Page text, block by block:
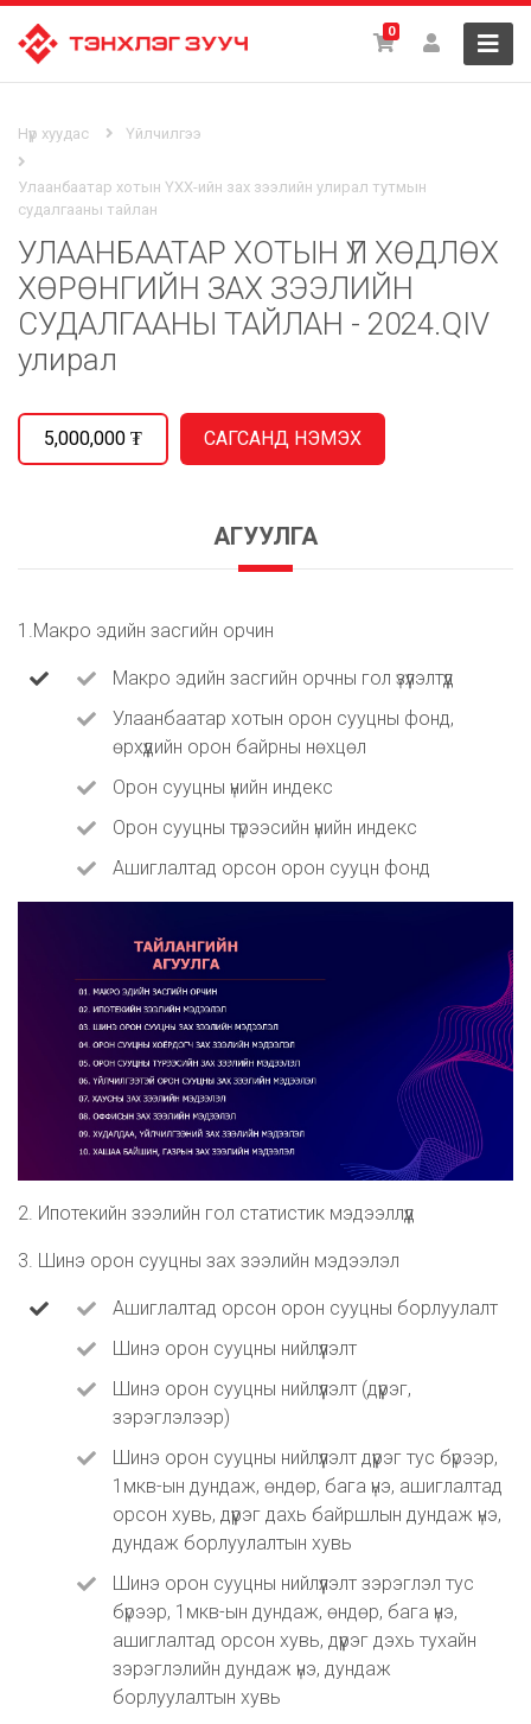
0
Нүүр хуудас Үйлчилгээ
Улаанбаатар хотын ҮХХ-ийн зах зээлийн улирал тутмын
судалгааны тайлан
УЛААНБААТАР ХОТЫН ҮЛ ХӨДЛӨХ
ХӨРӨНГИЙН ЗАХ ЗЭЭЛИЙН
СУДАЛГААНЫ ТАЙЛАН - 2024.QIV
улирал
5,000,000 ₮
АГУУЛГА
1.Макро эдийн засгийн орчин
Макро эдийн засгийн орчны гол үзүүлэлтүүд
Улаанбаатар хотын орон сууцны фонд,
өрхүүдийн орон байрны нөхцөл
Орон сууцны үнийн индекс
Орон сууцны түрээсийн үнийн индекс
Ашиглалтад орсон орон сууцн фонд
2. Ипотекийн зээлийн гол статистик мэдээллүүд
3. Шинэ орон сууцны зах зээлийн мэдээлэл
Ашиглалтад орсон орон сууцны борлуулалт
Шинэ орон сууцны нийлүүлэлт
Шинэ орон сууцны нийлүүлэлт (дүүрэг,
зэрэглэлээр)
Шинэ орон сууцны нийлүүлэлт дүүрэг тус бүрээр,
1мкв-ын дундаж, өндөр, бага үнэ, ашиглалтад
орсон хувь, дүүрэг дахь байршлын дундаж үнэ,
дундаж борлуулалтын хувь
Шинэ орон сууцны нийлүүлэлт зэрэглэл тус
бүрээр, 1мкв-ын дундаж, өндөр, бага үнэ,
ашиглалтад орсон хувь, дүүрэг дэхь тухайн
зэрэглэлийн дундаж үнэ, дундаж
борлуулалтын хувь